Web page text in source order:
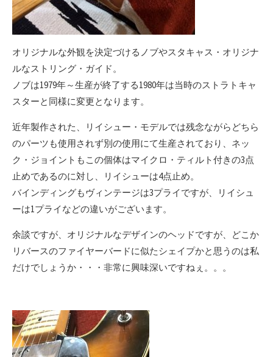
オリジナルな外観を決定づけるノブやスタキャス・オリジナ
ルなストリング・ガイド。
ノブは1979年～生産が終了する1980年は当時のストラトキャ
スターと同様に変更となります。
近年製作された、リイシュー・モデルでは残念ながらどちら
のパーツも使用されず別の使用にて生産されており、ネッ
ク・ジョイントもこの個体はマイクロ・ティルト付きの3点
止めであるのに対し、リイシューは4点止め。
バインディングもヴィンテージは3プライですが、リイシュ
ーは1プライなどの違いがございます。
余談ですが、オリジナルなデザインのヘッドですが、どこか
リバースのファイヤーバードに似たシェイプかと思うのは私
だけでしょうか・・・非常に興味深いですねぇ。。。